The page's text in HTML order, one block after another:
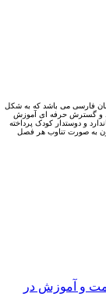
فارسی می باشد که به شکل
و گسترش حرفه ای آموزش
و دوستدار کودک پرداخته
تاریخ به اکنون به صورت تناوب هر فصل
و آموزش در